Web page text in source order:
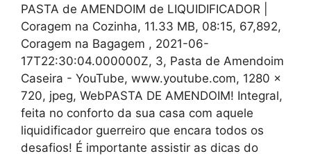
PASTA de AMENDOIM de LIQUIDIFICADOR |
Coragem na Cozinha, 11.33 MB, 08:15, 67,892,
Coragem na Bagagem , 2021-06-
17T22:30:04.000000Z, 3, Pasta de Amendoim
Caseira - YouTube, www.youtube.com, 1280 x
720, jpeg, WebPASTA DE AMENDOIM! Integral,
feita no conforto da sua casa com aquele
liquidificador guerreiro que encara todos os
desafios! É importante assistir as dicas do